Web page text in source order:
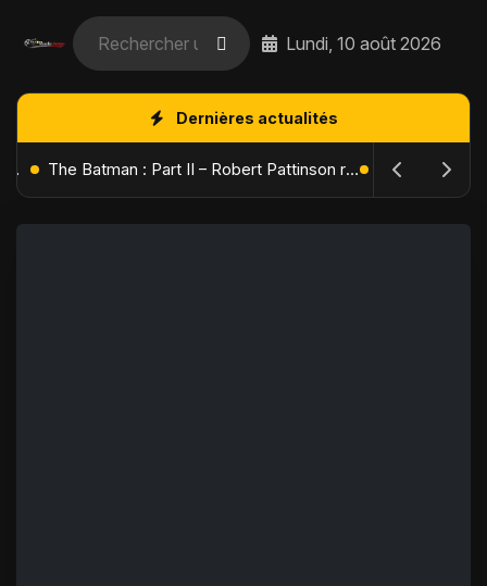
Lundi, 10 août 2026
Dernières actualités
L'Âge de Glace : Le Réveil du Volcan – Manny, Sid et Diego de retour pour une aventure explosive The Batman : Part II – Robert Pattinson replonge dans les ténèbres de Gotham dès octobre 2027